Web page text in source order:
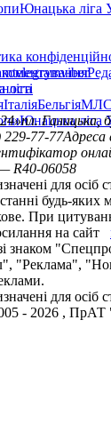
Юнацька
telegramviber
ліга
ІталіяБельгіяМЛС
Юнацька
пл. Галицька,
229-77-77Адреса
— R40-06058
для осіб
будь-яких
При
на сайт
знаком
"Реклама",
для осіб
- 2026 , ПрАТ